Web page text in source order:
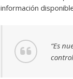
información
“Es